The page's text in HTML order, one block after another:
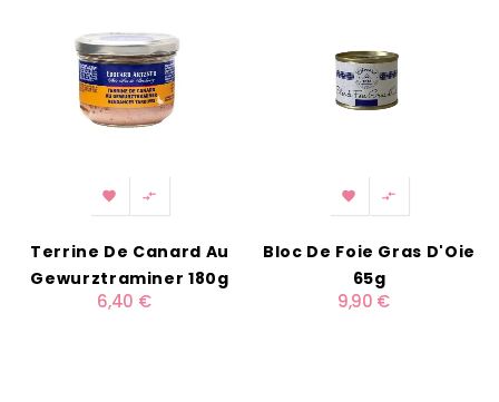
 
Terrine De Canard Au
Gewurztraminer 180g
6,40 €
 
Bloc De Foie Gras D'Oie
65g
9,90 €